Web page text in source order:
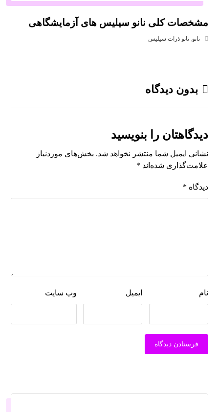
مشخصات کلی نانو سیلیس های آزمایشگاهی
نانو,نانو ذرات سیلیس
بدون دیدگاه
دیدگاهتان را بنویسید
نشانی ایمیل شما منتشر نخواهد شد. بخش‌های موردنیاز
علامت‌گذاری شده‌اند *
دیدگاه *
نام ایمیل وب‌ سایت